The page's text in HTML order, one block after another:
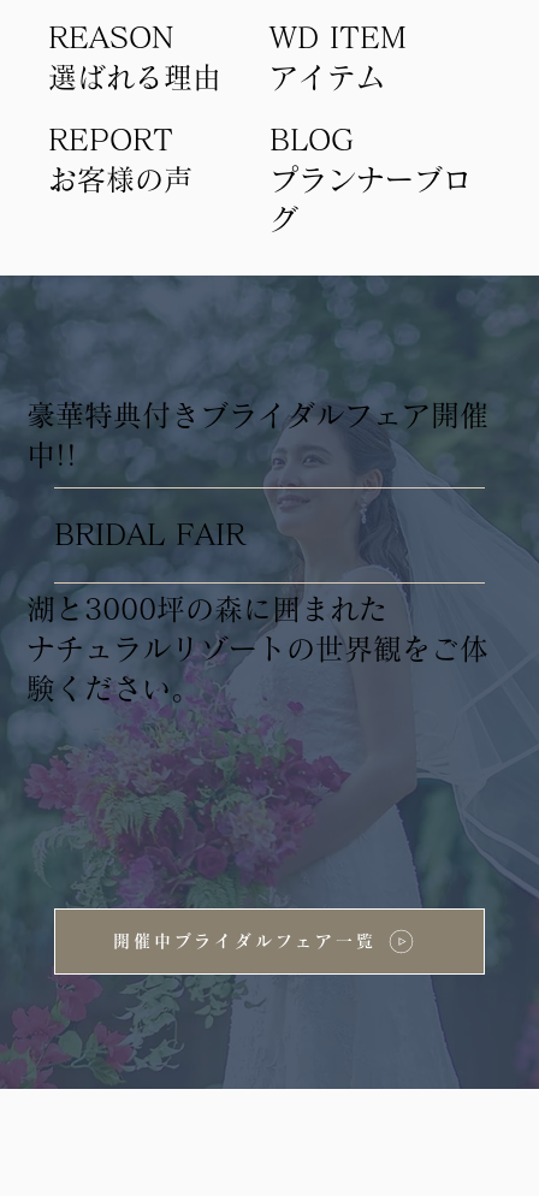
​豪華特典付きブライダルフェア開催
中!!
BRIDAL FAIR
湖と3000坪の森に囲まれた
ナチュラルリゾートの世界観をご体
験ください。
開催中ブライダルフェア一覧
​プランナーブロ
グ
BLOG
REPORT
​お客様の声
アイテム​
WD ITEM
選ばれる理由
REASON